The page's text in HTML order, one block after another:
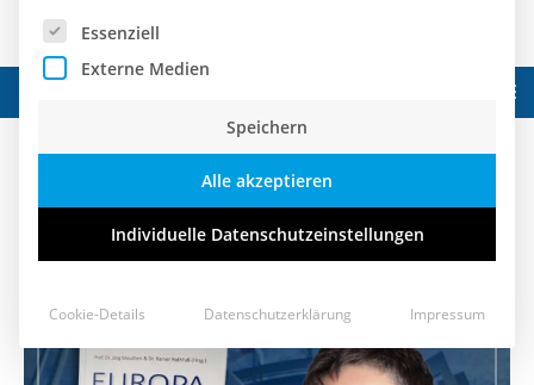
Warum wir die Klimadiskussion in
der EU neu aufarbeiten müssen
20. Mai 2019
Es folgt eine Liste der Service-Gruppen, für die eine
Essenziell
Externe Medien
Speichern
Alle akzeptieren
Individuelle Datenschutzeinstellungen
Cookie-Details Datenschutzerklärung Impressum